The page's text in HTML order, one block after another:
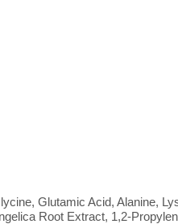
Glutamic Acid, Alanine,
Root Extract, 1,2-